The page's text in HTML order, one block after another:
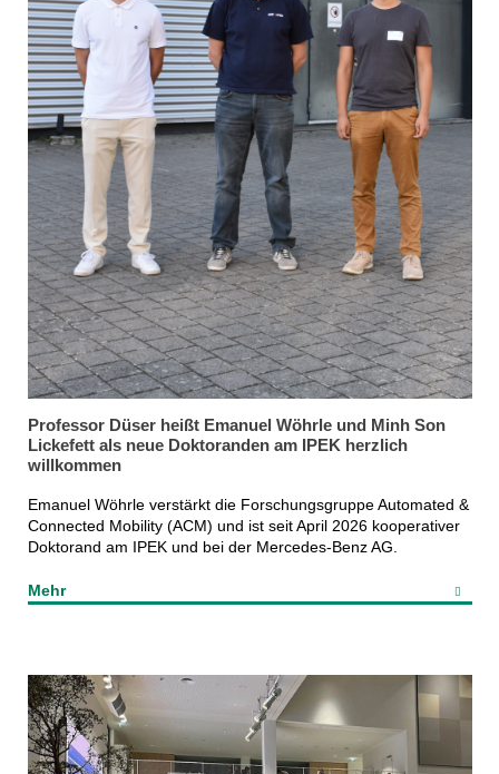
Professor Düser heißt Emanuel Wöhrle und Minh Son
Lickefett als neue Doktoranden am IPEK herzlich
willkommen
Emanuel Wöhrle verstärkt die Forschungsgruppe Automated &
Connected Mobility (ACM) und ist seit April 2026 kooperativer
Doktorand am IPEK und bei der Mercedes-Benz AG.
Mehr